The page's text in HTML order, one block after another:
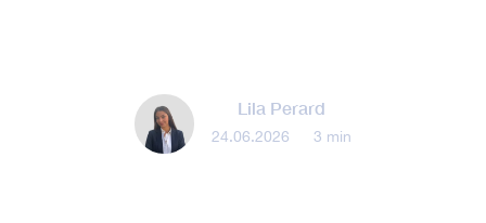
Lila Perard
24.06.2026 3 min